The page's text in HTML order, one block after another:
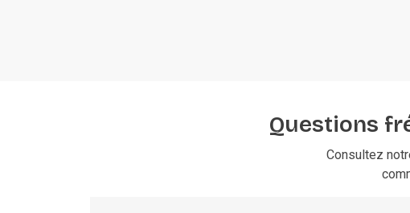
Questions
Consultez